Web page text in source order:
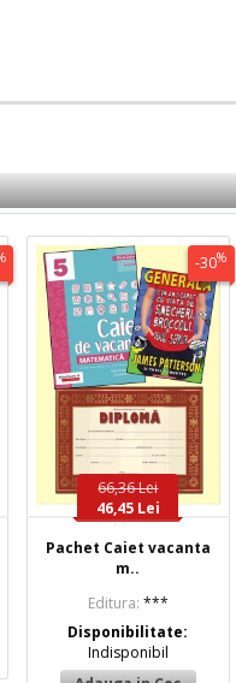
-30%
66,36 Lei
46,45 Lei
Pachet Caiet vacanta
m..
Editura: ***
Disponibilitate:
Indisponibil